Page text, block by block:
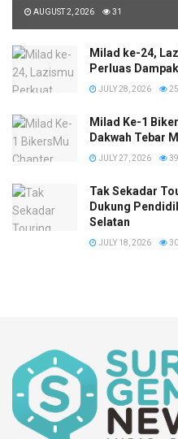
AUGUST 2, 2026 31
Milad ke-24,
Perluas
JULY 28, 2026 25
Milad Ke-1
Dakwah Tebar
JULY 27, 2026 39
Tak Sekadar
Dukung
Selatan
JULY 18, 2026 30